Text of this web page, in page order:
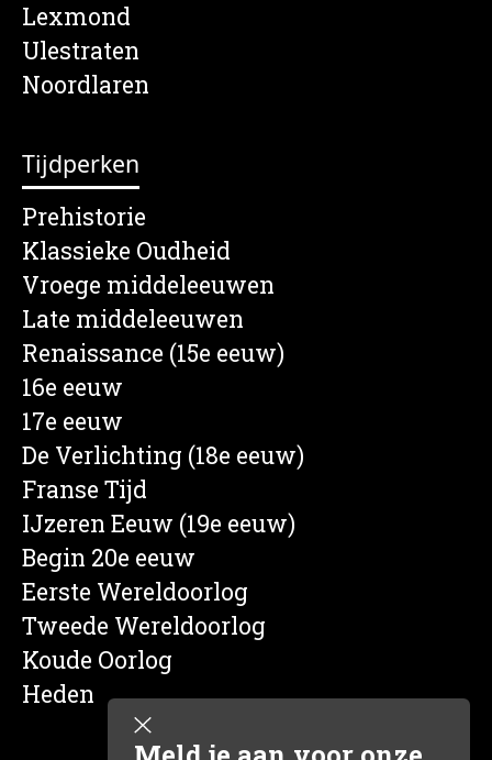
Lexmond
Ulestraten
Noordlaren
Tijdperken
Prehistorie
Klassieke Oudheid
Vroege middeleeuwen
Late middeleeuwen
Renaissance (15e eeuw)
16e eeuw
17e eeuw
De Verlichting (18e eeuw)
Franse Tijd
IJzeren Eeuw (19e eeuw)
Begin 20e eeuw
Eerste Wereldoorlog
Tweede Wereldoorlog
Koude Oorlog
Heden